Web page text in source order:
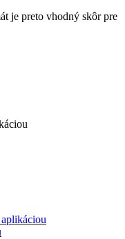
je preto vhodný skôr pre